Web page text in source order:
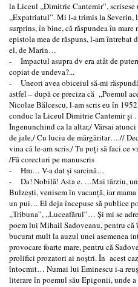
la Liceul ,,Dimitrie Cantemir”,
,,Expatriatul”. Mi l-a trimis la Severin,
surprins, în bine, că răspundea în mare
epistola mea de răspuns, l-am întrebat
el, de Marin…
- Impactul asupra dv era atât de
copiat de undeva?...
- Uneori avea obiceiul să-mi
astfel – după ce preciza că ,,Poemul
Nicolae Bălcescu, l-am scris eu în
conduc la Liceul Dimitrie Cantemir şi
Îngenunchind ca la altar,/ Vărsai
de jale,/ Cu luciu de mărgăritar….//
vina că le-am scris,/ Tu poţi să faci ce
/Fă corecturi pe manuscris
- Hm… V-a dat şi sarcină…
- Da! Nobilă! Asta e. …Mai târziu,
Bulzeşti, venisem în vacanţă, iar
un pui… El deja începuse să publice
,,Tribuna”, ,,Luceafărul”… Şi mi se
poem lui Mihail Sadoveanu, pentru
bucurat mult la auzul unei asemenea
provocare foarte mare, pentru că
prolifici prozatori ai noştri. În acest
întocmit… Numai lui Eminescu i-a
literare în poemul său Epigonii, unde